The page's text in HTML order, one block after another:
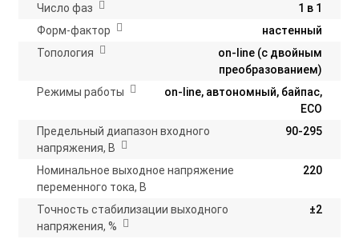
Число фаз
1 в 1
Форм-фактор
настенный
Топология
on-line (с двойным
преобразованием)
Режимы работы
on-line, автономный, байпас,
ECO
Предельный диапазон входного
напряжения, В
90-295
Номинальное выходное напряжение
переменного тока, В
220
Точность стабилизации выходного
напряжения, %
±2